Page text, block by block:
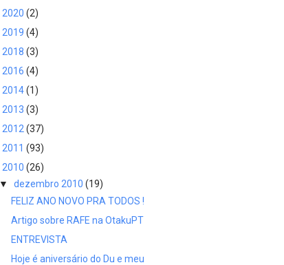
2020 (2)
2019 (4)
2018 (3)
2016 (4)
2014(1)
2013 (3)
2012 (37)
2011 (93)
2010 (26)
▼ dezembro 2010 (19)
FELIZ ANO NOVO PRA TODOS !
Artigo sobre RAFE na OtakuPT
ENTREVISTA
Hoje é aniversário do Du e meu